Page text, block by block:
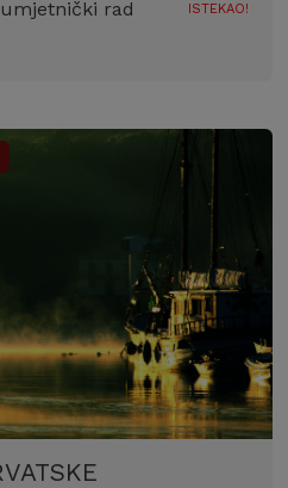
rad
ISTEKAO!